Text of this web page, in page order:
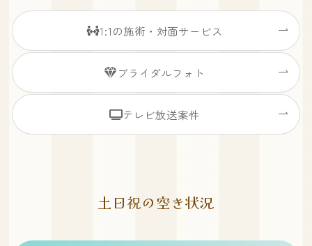
1:1の施術・対面サービス
ブライダルフォト
テレビ放送案件
土日祝の空き状況